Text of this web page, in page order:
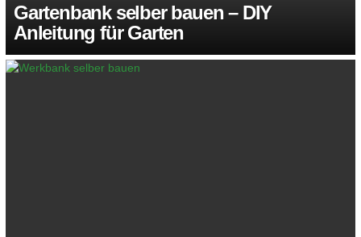
Gartenbank selber bauen – DIY
Anleitung für Garten